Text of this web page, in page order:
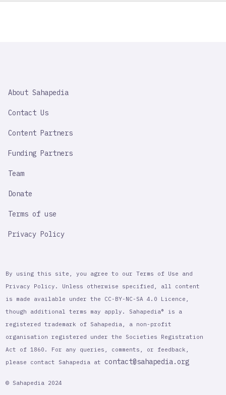
IMPORTANT
About Sahapedia
Contact Us
Content Partners
Funding Partners
Team
Donate
Terms of use
Privacy Policy
By using this site, you agree to our Terms of Use and
Privacy Policy. Unless otherwise specified, all content
is made available under the CC-BY-NC-SA 4.0 Licence,
though additional terms may apply. Sahapedia® is a
registered trademark of Sahapedia, a non-profit
organisation registered under the Societies Registration
Act of 1860. For any queries, comments, or feedback,
please contact Sahapedia at contact@sahapedia.org
© Sahapedia 2024